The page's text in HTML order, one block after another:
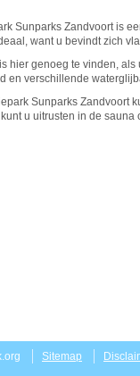
Sunparks Zandvoort is
want u bevindt zich
hier genoeg te vinden,
en verschillende
Sunparks Zandvoort
u uitrusten in de
Sitemap